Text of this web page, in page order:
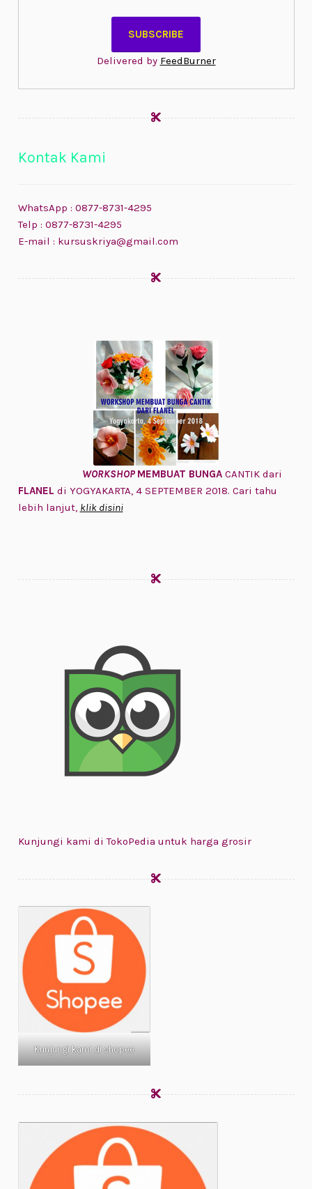
Delivered by FeedBurner
Kontak Kami
WhatsApp : 0877-8731-4295
Telp : 0877-8731-4295
E-mail : kursuskriya@gmail.com
WORKSHOP MEMBUAT BUNGACANTIK dari
FLANEL di YOGYAKARTA, 4 SEPTEMBER 2018. Cari tahu
lebih lanjut, klik disini
Kunjungi kami di TokoPedia untuk harga grosir
Kunjungi kami di shopee